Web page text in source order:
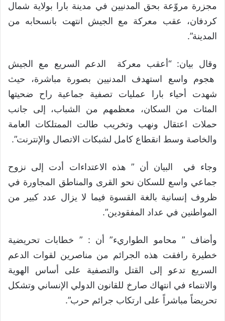
مجزرة مروّعة بحق المدنيين في مدينة بارا بولاية شمال
كردفان، عقب معركة مع الجيش انتهت بانسحابه من
المدينة”.
وقال بيان: “أعقب معركة الدعم السريع مع الجيش
هجوم واسع استهدف المدنيين بصورة مباشرة، حيث
شهدت أحياء بارا عمليات تصفية جماعية راح ضحيتها
المئات من السكان، معظمهم من الشباب، إلى جانب
حملات اعتقال ونهب وتخريب طالت الممتلكات العامة
والخاصة وسط انقطاع كامل لشبكات الاتصال والإنترنت”.
وجاء في البيان أن ” هذه الاعتداءات أدت إلى نزوح
جماعي واسع للسكان نحو القرى والمناطق المجاورة في
ظروف إنسانية بالغة القسوة فيما لا يزال عدد كبير من
المواطنين في عداد المفقودين”.
وأضاف ” محامو الطواريء” أن : ” خطابات تحريضية
خطيرة رافقت هذه الجرائم من مناصرين لقوات الدعم
السريع تدعو إلى القتل والتصفية على أساس الهوية
والانتماء في انتهاك صارخ للقانون الدولي الإنساني وتشكل
تحريضاً مباشراً على ارتكاب جرائم حرب”.